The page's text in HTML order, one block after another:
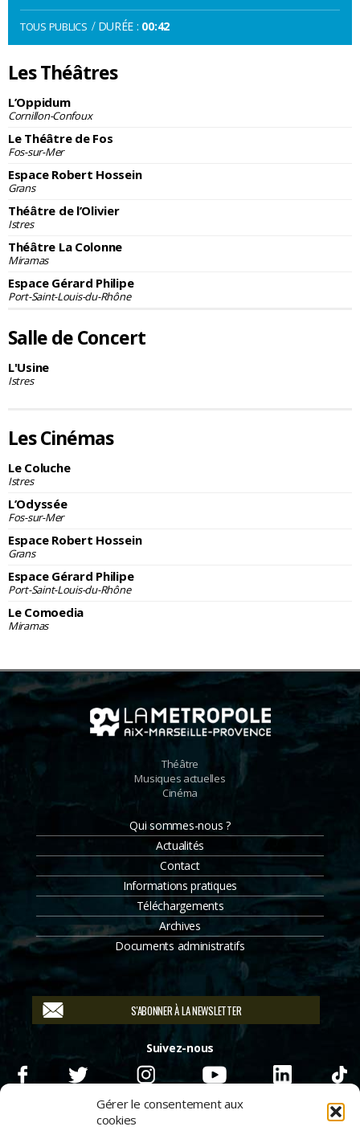
Gérer le consentement aux
cookies
TOUS PUBLICS / DURÉE : 00:42
Les Théâtres
L’Oppidum
Cornillon-Confoux
Le Théâtre de Fos
Fos-sur-Mer
Espace Robert Hossein
Grans
Théâtre de l’Olivier
Istres
Théâtre La Colonne
Miramas
Espace Gérard Philipe
Port-Saint-Louis-du-Rhône
Salle de Concert
L'Usine
Istres
Les Cinémas
Le Coluche
Istres
L’Odyssée
Fos-sur-Mer
Espace Robert Hossein
Grans
Espace Gérard Philipe
Port-Saint-Louis-du-Rhône
Le Comoedia
Miramas
Théâtre
Musiques actuelles
Cinéma
Qui sommes-nous ?
Actualités
Contact
Informations pratiques
Téléchargements
Archives
Documents administratifs
S'ABONNER À LA NEWSLETTER
Suivez-nous